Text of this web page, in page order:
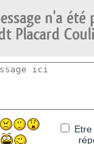
n'a été
Placard